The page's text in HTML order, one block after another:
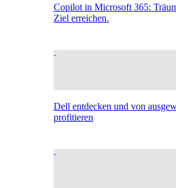
Copilot in Microsoft 365:
Ziel erreichen.
Dell entdecken und von
profitieren